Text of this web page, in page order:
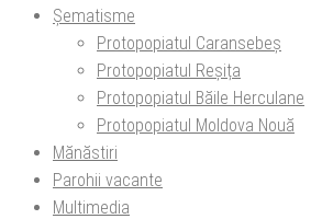
Șematisme
Protopopiatul Caransebeș
Protopopiatul Reșița
Protopopiatul Băile Herculane
Protopopiatul Moldova Nouă
Mănăstiri
Parohii vacante
Multimedia